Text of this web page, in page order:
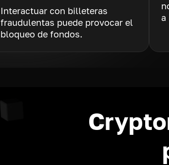
Interactuar con billeteras
fraudulentas puede provocar el
bloqueo de fondos.
a